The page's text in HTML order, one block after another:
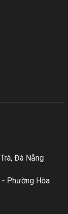
Đà Nẵng
Phường Hòa